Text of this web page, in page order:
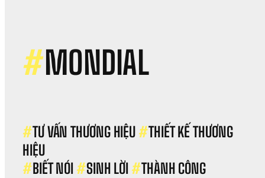
#MONDIAL
#TƯ VẤN THƯƠNG HIỆU #THIẾT KẾ THƯƠNG
HIỆU
#BIẾT NÓI #SINH LỜI #THÀNH CÔNG